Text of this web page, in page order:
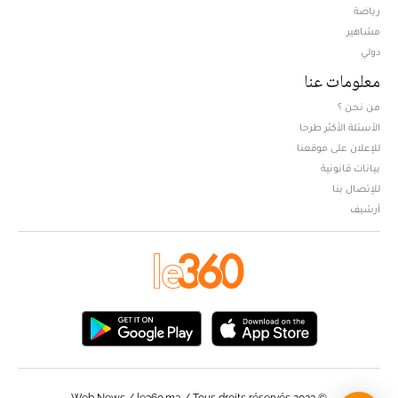
رياضة
مشاهير
دولي
معلومات عنا
من نحن ؟
الأسئلة الأكثر طرحا
للإعلان على موقعنا
بيانات قانونية
للإتصال بنا
أرشيف